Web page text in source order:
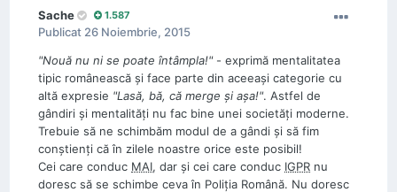
Sache 1.587
Publicat 26 Noiembrie, 2015
"Nouă nu ni se poate întâmpla!"- exprimă mentalitatea
tipic românească şi face parte din aceeaşi categorie cu
altă expresie "Lasă, bă, că merge şi aşa!". Astfel de
gândiri şi mentalităţi nu fac bine unei societăţi moderne.
Trebuie să ne schimbăm modul de a gândi şi să fim
conştienţi că în zilele noastre orice este posibil!
Cei care conduc MAI, dar şi cei care conduc IGPR nu
doresc să se schimbe ceva în Poliţia Română. Nu doresc